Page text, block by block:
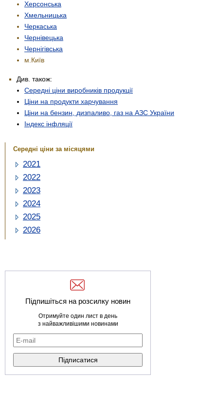
Херсонська
Хмельницька
Черкаська
Чернівецька
Чернігівська
м.Київ
Див. також:
Середні ціни виробників продукції
Ціни на продукти харчування
Ціни на бензин, дизпаливо, газ на АЗС України
Індекс інфляції
Середні ціни за місяцями
2021
2022
2023
2024
2025
2026
Підпишіться на розсилку новин
Отримуйте один лист в день
з найважливішими новинами